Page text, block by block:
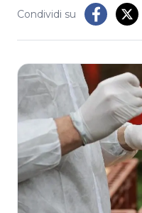
Condividi su